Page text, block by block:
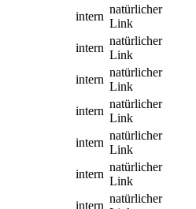
intern
natürlicher
Link
intern
natürlicher
Link
intern
natürlicher
Link
intern
natürlicher
Link
intern
natürlicher
Link
intern
natürlicher
Link
intern
natürlicher